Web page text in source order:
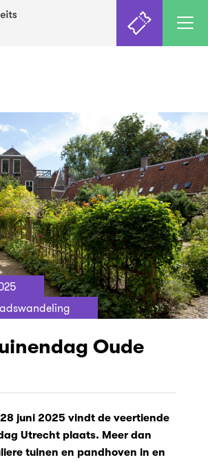
Oude
juni 2025 vindt de veertiende
Utrecht plaats. Meer dan
tuinen en pandhoven in en